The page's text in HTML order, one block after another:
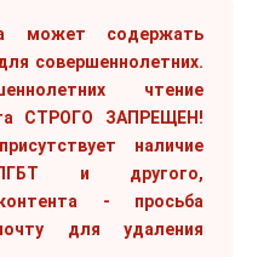
может содержать
совершеннолетних.
чтение
СТРОГО ЗАПРЕЩЕН!
наличие
и другого,
- просьба
для удаления